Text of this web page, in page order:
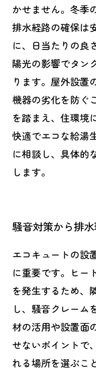
かせません。冬季
排水経路の確保は
に、日当たりの良
陽光の影響でタン
ります。屋外設置
機器の劣化を防ぐ
を踏まえ、住環境
快適でエコな給湯
に相談し、具体的
します。
騒音対策から排
エコキュートの設
に重要です。ヒー
を発生するため、
し、騒音クレーム
材の活用や設置面
せないポイントで
れる場所を選ぶこ